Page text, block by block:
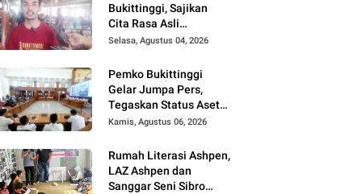
Bukittinggi, Sajikan
Cita Rasa Asli
Minangkabau dengan
Selasa, Agustus 04, 2026
Pemko Bukittinggi
Gelar Jumpa Pers,
Tegaskan Status Aset
Daerah dan Klarifikasi
UFDK
Kamis, Agustus 06, 2026
Rumah Literasi Ashpen,
LAZ Ashpen dan
Sanggar Seni Sibro